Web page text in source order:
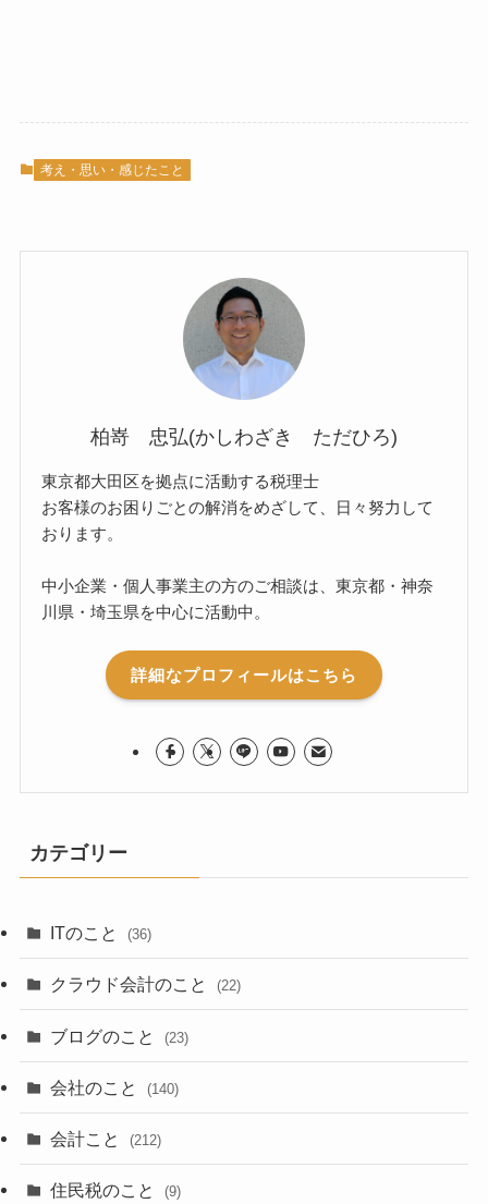
考え・思い・感じたこと
柏嵜 忠弘(かしわざき ただひろ)
東京都大田区を拠点に活動する税理士
お客様のお困りごとの解消をめざして、日々努力して
おります。
中小企業・個人事業主の方のご相談は、東京都・神奈
川県・埼玉県を中心に活動中。
詳細なプロフィールはこちら
カテゴリー
ITのこと (36)
クラウド会計のこと (22)
ブログのこと (23)
会社のこと (140)
会計こと (212)
住民税のこと (9)